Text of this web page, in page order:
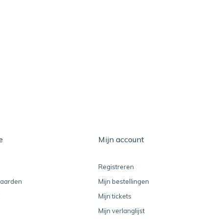
Mijn account
Registreren
Mijn bestellingen
Mijn tickets
Mijn verlanglijst